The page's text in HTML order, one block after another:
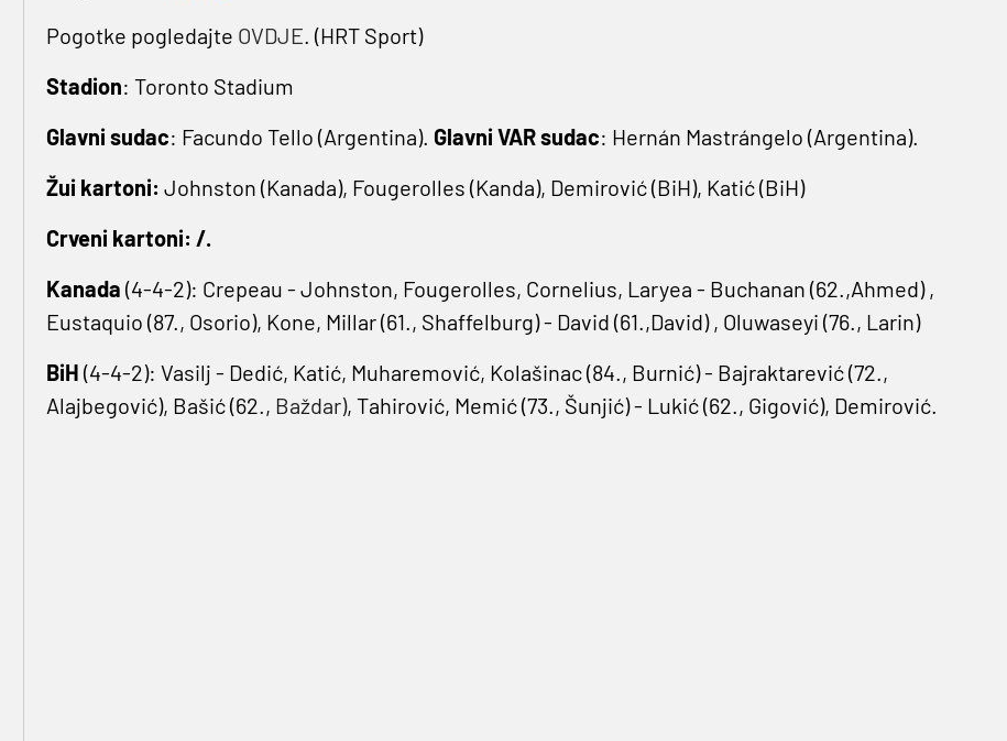
Pogotke pogledajte OVDJE. (HRT Sport)
Stadion: Toronto Stadium
Glavni sudac: Facundo Tello (Argentina). Glavni VAR sudac: Hernán Mastrángelo (Argentina).
Žui kartoni: Johnston (Kanada), Fougerolles (Kanda), Demirović (BiH), Katić (BiH)
Crveni kartoni: /.
Kanada (4-4-2): Crepeau - Johnston, Fougerolles, Cornelius, Laryea - Buchanan (62.,Ahmed) ,
Eustaquio (87., Osorio), Kone, Millar (61., Shaffelburg) - David (61.,David) , Oluwaseyi (76., Larin)
BiH (4-4-2): Vasilj - Dedić, Katić, Muharemović, Kolašinac (84., Burnić) - Bajraktarević (72.,
Alajbegović), Bašić (62., Baždar), Tahirović, Memić (73., Šunjić) - Lukić (62., Gigović), Demirović.